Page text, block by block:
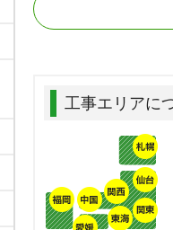
工事エリアに